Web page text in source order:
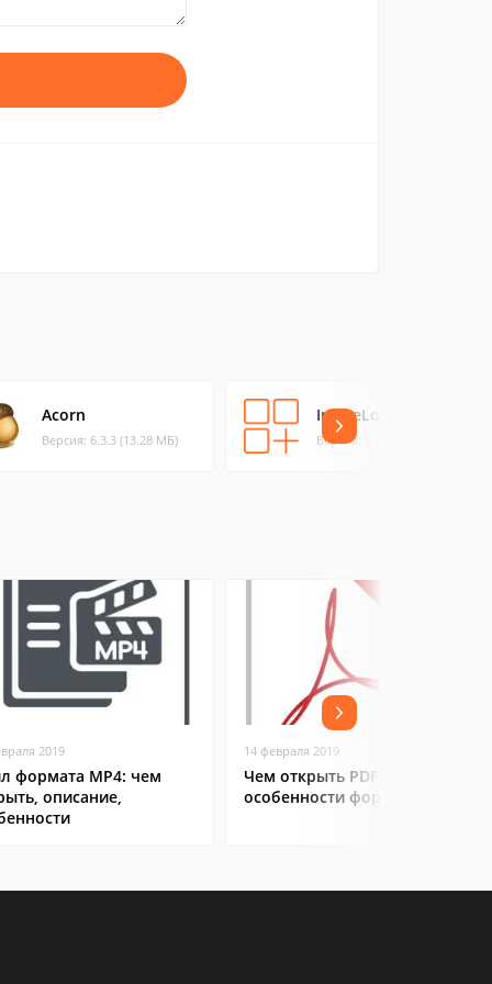
Acorn
Версия: 6.3.3 (13.28 МБ)
ImageLobe
Версия: 5.6 (1.42 МБ)
2019
формата MP4: чем
описание,
14 февраля 2019
Чем открыть PDF:
особенности формата